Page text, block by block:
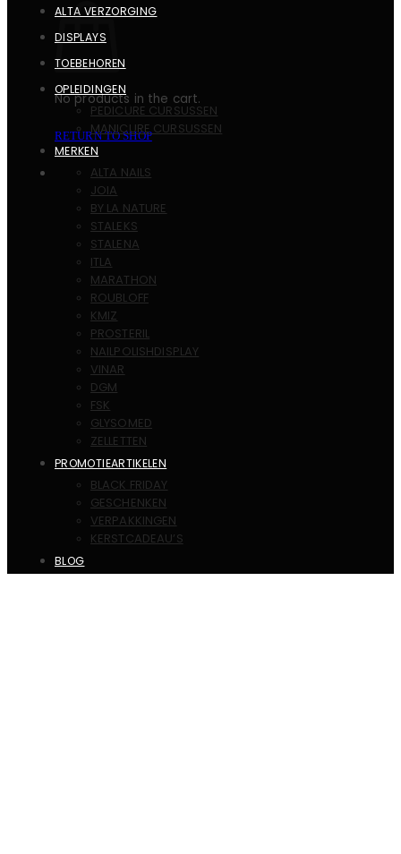
No products in the cart.
RETURN TO SHOP
ALTA VERZORGING
DISPLAYS
TOEBEHOREN
OPLEIDINGEN
PEDICURE CURSUSSEN
MANICURE CURSUSSEN
MERKEN
ALTA NAILS
JOIA
BY LA NATURE
STALEKS
STALENA
ITLA
MARATHON
ROUBLOFF
KMIZ
PROSTERIL
NAILPOLISHDISPLAY
VINAR
DGM
FSK
GLYSOMED
ZELLETTEN
PROMOTIEARTIKELEN
BLACK FRIDAY
GESCHENKEN
VERPAKKINGEN
KERSTCADEAU’S
BLOG